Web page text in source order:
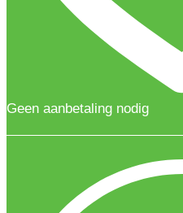
Geen aanbetaling nodig